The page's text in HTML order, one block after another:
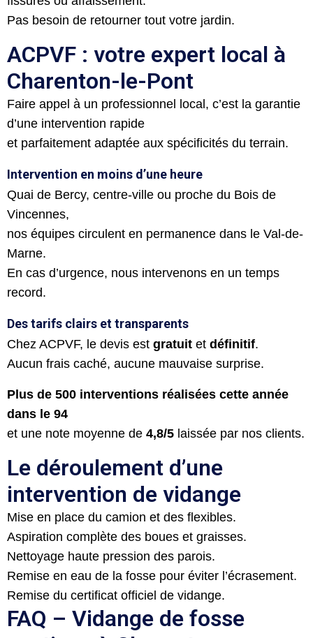
Pas besoin de retourner tout votre jardin.
ACPVF : votre expert local à
Charenton-le-Pont
Faire appel à un professionnel local, c’est la garantie
d’une intervention rapide
et parfaitement adaptée aux spécificités du terrain.
Intervention en moins d’une heure
Quai de Bercy, centre-ville ou proche du Bois de
Vincennes,
nos équipes circulent en permanence dans le Val-de-
Marne.
En cas d’urgence, nous intervenons en un temps
record.
Des tarifs clairs et transparents
Chez ACPVF, le devis est gratuit et définitif.
Aucun frais caché, aucune mauvaise surprise.
Plus de 500 interventions réalisées cette année
dans le 94
et une note moyenne de 4,8/5 laissée par nos clients.
Le déroulement d’une
intervention de vidange
Mise en place du camion et des flexibles.
Aspiration complète des boues et graisses.
Nettoyage haute pression des parois.
Remise en eau de la fosse pour éviter l’écrasement.
Remise du certificat officiel de vidange.
FAQ – Vidange de fosse